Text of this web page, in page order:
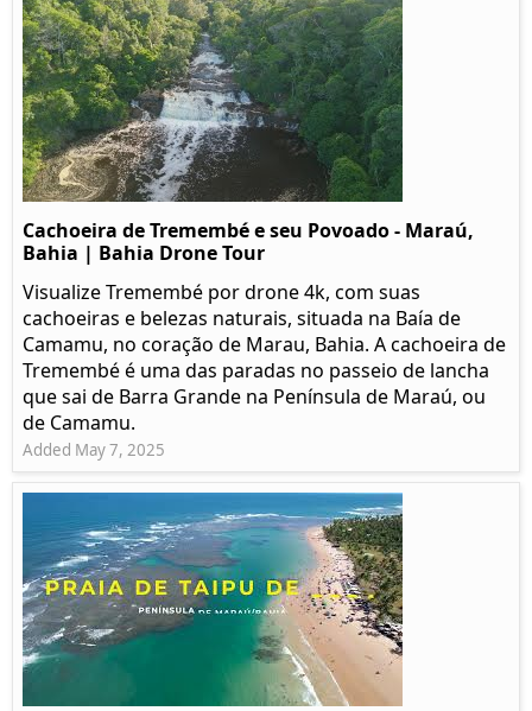
Cachoeira de Tremembé e seu Povoado - Maraú,
Bahia | Bahia Drone Tour
Visualize Tremembé por drone 4k, com suas
cachoeiras e belezas naturais, situada na Baía de
Camamu, no coração de Marau, Bahia. A cachoeira de
Tremembé é uma das paradas no passeio de lancha
que sai de Barra Grande na Península de Maraú, ou
de Camamu.
Added May 7, 2025